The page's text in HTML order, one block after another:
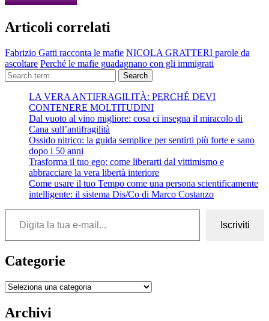
Articoli correlati
Fabrizio Gatti racconta le mafie NICOLA GRATTERI parole da
ascoltare Perché le mafie guadagnano con gli immigrati
Search
LA VERA ANTIFRAGILITÀ: PERCHÉ DEVI
CONTENERE MOLTITUDINI
Dal vuoto al vino migliore: cosa ci insegna il miracolo di
Cana sull’antifragilità
Ossido nitrico: la guida semplice per sentirti più forte e sano
dopo i 50 anni
Trasforma il tuo ego: come liberarti dal vittimismo e
abbracciare la vera libertà interiore
Come usare il tuo Tempo come una persona scientificamente
intelligente: il sistema Dis/Co di Marco Costanzo
Digita la tua e-mail...
Iscriviti
Categorie
Categorie
Archivi